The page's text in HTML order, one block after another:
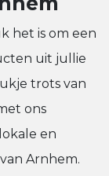
het is om een
uit jullie
trots van
ons
en
Arnhem.